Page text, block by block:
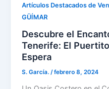
Artículos Destacados de
GÜÍMAR
Descubre el
Tenerife: El
Espera
S. García./febrero 8, 2024